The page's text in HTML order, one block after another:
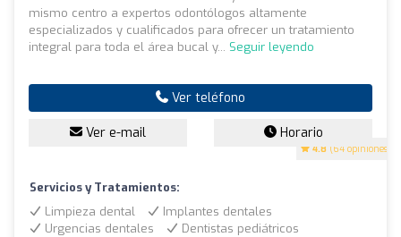
4.8 (64 opiniones)
mismo centro a expertos odontólogos altamente
especializados y cualificados para ofrecer un tratamiento
integral para toda el área bucal y... Seguir leyendo
Ver teléfono
Ver e-mail Horario
Servicios y Tratamientos:
Limpieza dental
Implantes dentales
Urgencias dentales
Dentistas pediátricos